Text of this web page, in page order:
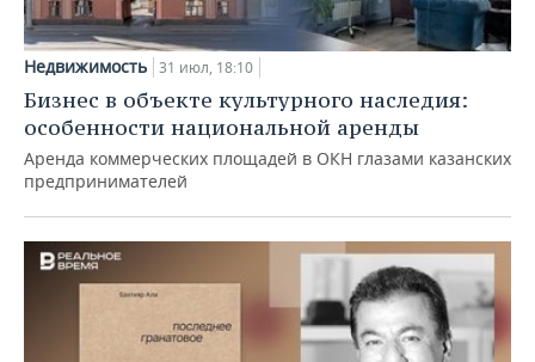
Недвижимость 31 июл, 18:10
Бизнес в объекте культурного наследия:
особенности национальной аренды
Аренда коммерческих площадей в ОКН глазами казанских
предпринимателей